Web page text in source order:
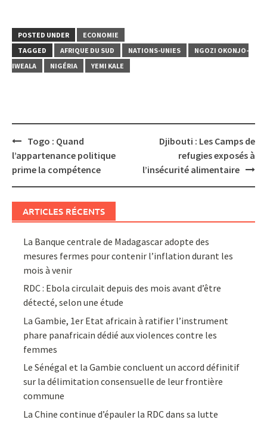
POSTED UNDER
ECONOMIE
TAGGED
AFRIQUE DU SUD NATIONS-UNIES
NGOZI OKONJO-
IWEALA
NIGÉRIA YEMI KALE
Post
navigation
Togo : Quand
l’appartenance politique
prime la compétence
Djibouti : Les Camps de
refugies exposés à
l’insécurité alimentaire
ARTICLES RÉCENTS
La Banque centrale de Madagascar adopte des
mesures fermes pour contenir l’inflation durant les
mois à venir
RDC : Ebola circulait depuis des mois avant d’être
détecté, selon une étude
La Gambie, 1er Etat africain à ratifier l’instrument
phare panafricain dédié aux violences contre les
femmes
Le Sénégal et la Gambie concluent un accord définitif
sur la délimitation consensuelle de leur frontière
commune
La Chine continue d’épauler la RDC dans sa lutte